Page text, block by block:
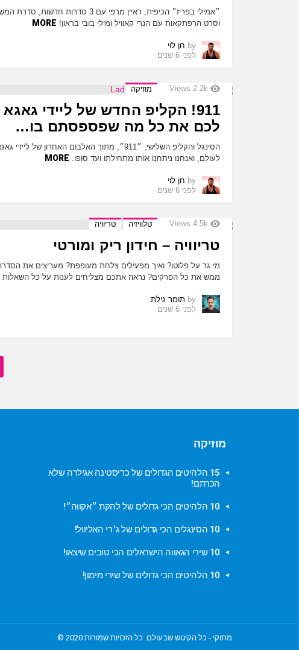
״אמילי בפריז״ הכיפית, ראיין מרפי עם 3
וסרט הרפתקאות עם הנרי קאוויל ומילי בובי בראון! MORE
by חן לוי
לפני 6 שנים
2.2k
Views מוזיקה
911! הקליפ החדש של ליידי
לכם את כל מה שפספסתם בו…
הסינגל והקליפ השלישי, ״911״, מתוך האלבום האחרון
לעולם, ואנחנו ניתחנו אותו מתחילתו ועד סופו. MORE
by חן לוי
לפני 6 שנים
4.5k
Views טלוויזיה טריוויה
טריוויה – חידון ריק ומורטי
מי גר על פלוטו? ואיך מפעילים צלחת מעופפת? מעריצים את
ממש את כל הפרקים? נראה אתכם מצליחים לענות על כל השאלות
by תומר גילת
לפני 6 שנים
מוזיקה
15 הלהיטים הגדולים של כריסטינה אגילרה שלא
הכרתם!
10 הלהיטים הכי גדולים של להקת ״אקווה״!
10 הסינגלים הכי גדולים של ג׳רי האליוול!
10 שירי הגאווה הישראלים הכי טובים שיצאו!
10 הלהיטים הכי גדולים של שירי מימון!
מתוקי - כל הקיטש שבעולם. כל הזכויות שמורות 2020 ©